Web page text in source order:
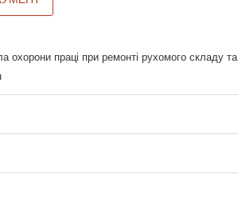
праці при ремонті рухомого складу та